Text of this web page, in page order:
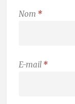
Nom *
E-mail *